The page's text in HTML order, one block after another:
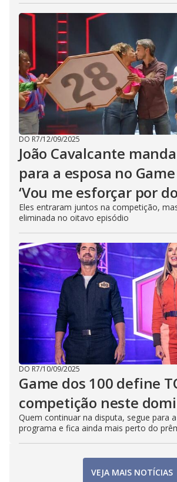
DO R7/12/09/2025
João Cavalcante
para a esposa no
‘Vou me esforçar por
Eles entraram juntos na competição,
eliminada no oitavo episódio
DO R7/10/09/2025
Game dos 100 define
competição neste
Quem continuar na disputa, segue para
programa e fica ainda mais perto do
VEJA MAIS NOTÍCIAS